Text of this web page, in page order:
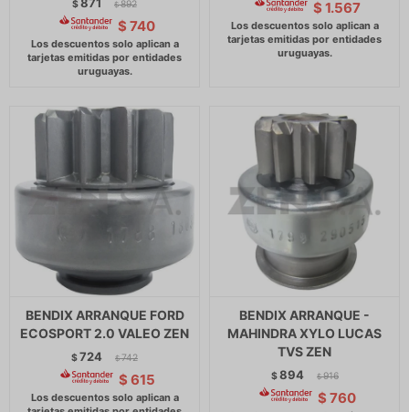
$ $ 892
$ 740
$ 1.567
BENDIX ARRANQUE FORD
ECOSPORT 2.0 VALEO ZEN
$724 $ 742
$ 615
BENDIX ARRANQUE -
MAHINDRA XYLO LUCAS
TVS ZEN
$894 $ 916
$ 760